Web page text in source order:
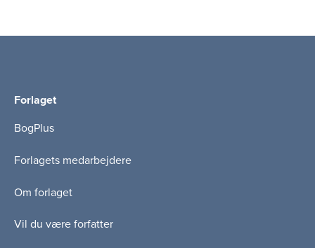
Forlaget
BogPlus
Forlagets medarbejdere
Om forlaget
Vil du være forfatter